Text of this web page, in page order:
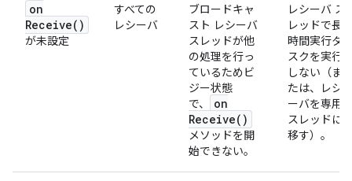
on
Receive( )
が未設定
すべての
レシーバ
ブロードキャ
スト レシーバ
スレッドが他
の処理を行っ
ているためビ
ジー状態
で、
on
Receive( )
メソッドを開
始できない。
レシーバ ス
レッドで長
時間実行タ
スクを実行
しない（ま
たは、レシ
ーバを専用
スレッドに
移す）。